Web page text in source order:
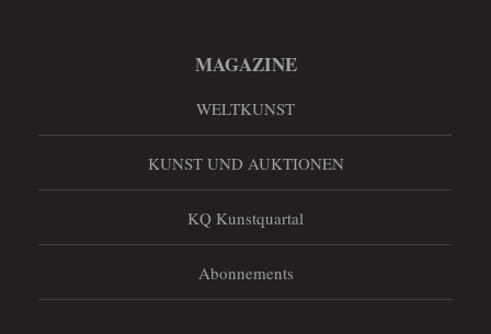
MAGAZINE
WELTKUNST
KUNST UND AUKTIONEN
KQ Kunstquartal
Abonnements